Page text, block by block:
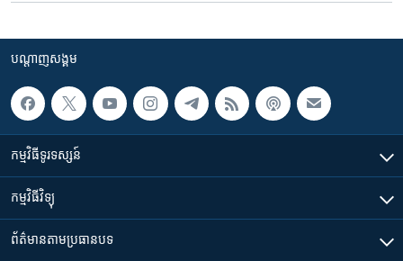
បណ្តាញ​សង្គម
កម្មវិធី​ទូរទស្សន៍
កម្មវិធី​វិទ្យុ
ព័ត៌មាន​តាមប្រធានបទ​